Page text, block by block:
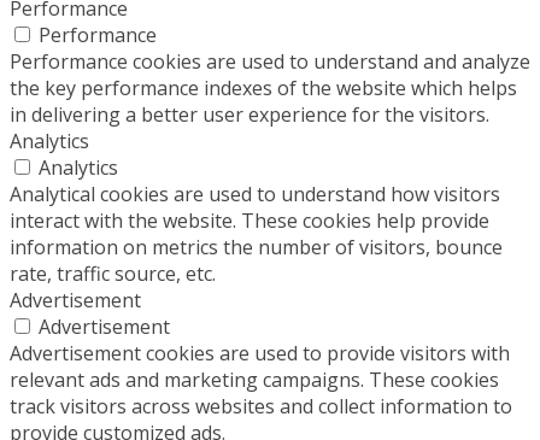
Performance
Performance
Performance cookies are used to understand and analyze
the key performance indexes of the website which helps
in delivering a better user experience for the visitors.
Analytics
Analytics
Analytical cookies are used to understand how visitors
interact with the website. These cookies help provide
information on metrics the number of visitors, bounce
rate, traffic source, etc.
Advertisement
Advertisement
Advertisement cookies are used to provide visitors with
relevant ads and marketing campaigns. These cookies
track visitors across websites and collect information to
provide customized ads.